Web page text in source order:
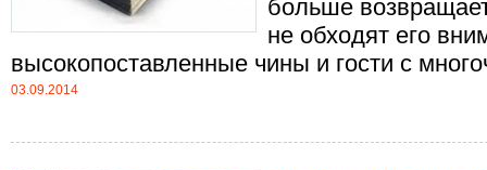
больше
не обходят его
высокопоставленные чины и гости с
03.09.2014